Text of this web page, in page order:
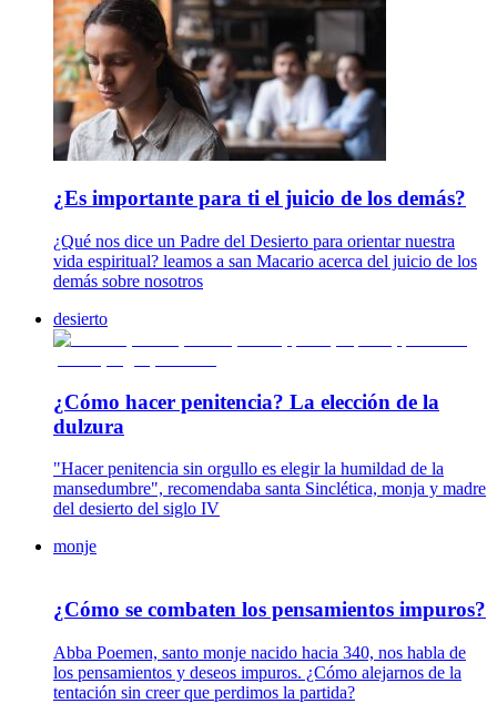
¿Es importante para ti el juicio de los demás?
¿Qué nos dice un Padre del Desierto para orientar nuestra
vida espiritual? leamos a san Macario acerca del juicio de los
demás sobre nosotros
desierto
¿Cómo hacer penitencia? La elección de la
dulzura
"Hacer penitencia sin orgullo es elegir la humildad de la
mansedumbre", recomendaba santa Sinclética, monja y madre
del desierto del siglo IV
monje
¿Cómo se combaten los pensamientos impuros?
Abba Poemen, santo monje nacido hacia 340, nos habla de
los pensamientos y deseos impuros. ¿Cómo alejarnos de la
tentación sin creer que perdimos la partida?